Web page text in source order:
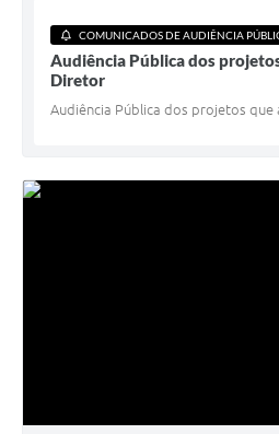
COMUNICADOS DE AUDIÊNCIA
Audiência Pública dos
Diretor
Audiência Pública dos projetos